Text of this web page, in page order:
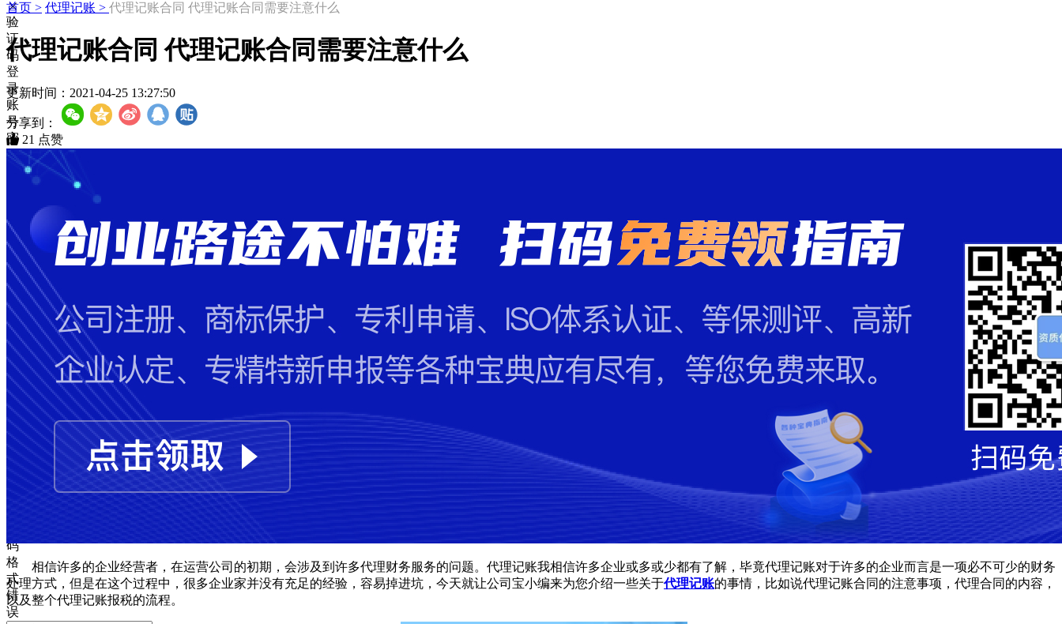
验
证
码
登
录
账
号
密
码
登
录
失
败
手
机
号
码
格
式
错
误
码
格
式
错
误
首页 > 代理记账 > 代理记账合同 代理记账合同需要注意什么
代理记账合同 代理记账合同需要注意什么
更新时间： 2021-04-25 13:27:50
分享到：
21 点赞
相信许多的企业经营者，在运营公司的初期，会涉及到许多代理财务服务的问题。代理记账我相信许多企业或多或少都有了解，毕竟代理记账对于许多的企业而言是一项必不可少的财务
处理方式，但是在这个过程中，很多企业家并没有充足的经验，容易掉进坑，今天就让公司宝小编来为您介绍一些关于代理记账的事情，比如说代理记账合同的注意事项，代理合同的内容，
以及整个代理记账报税的流程。